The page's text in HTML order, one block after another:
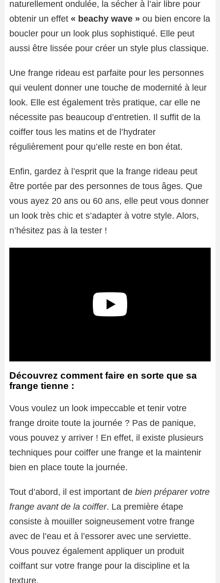
naturellement ondulée, la sécher à l’air libre pour
obtenir un effet « beachy wave » ou bien encore la
boucler pour un look plus sophistiqué. Elle peut
aussi être lissée pour créer un style plus classique.
Une frange rideau est parfaite pour les personnes
qui veulent donner une touche de modernité à leur
look. Elle est également très pratique, car elle ne
nécessite pas beaucoup d’entretien. Il suffit de la
coiffer tous les matins et de l’hydrater
régulièrement pour qu’elle reste en bon état.
Enfin, gardez à l’esprit que la frange rideau peut
être portée par des personnes de tous âges. Que
vous ayez 20 ans ou 60 ans, elle peut vous donner
un look très chic et s’adapter à votre style. Alors,
n’hésitez pas à la tester !
Découvrez comment faire en sorte que sa
frange tienne :
Vous voulez un look impeccable et tenir votre
frange droite toute la journée ? Pas de panique,
vous pouvez y arriver ! En effet, il existe plusieurs
techniques pour coiffer une frange et la maintenir
bien en place toute la journée.
Tout d’abord, il est important de bien préparer votre
frange avant de la coiffer. La première étape
consiste à mouiller soigneusement votre frange
avec de l’eau et à l’essorer avec une serviette.
Vous pouvez également appliquer un produit
coiffant sur votre frange pour la discipline et la
texture.